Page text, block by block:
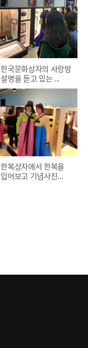
한국문화상자의 사랑방
설명을 듣고 있는 ...
한복상자에서 한복을
입어보고 기념사진...